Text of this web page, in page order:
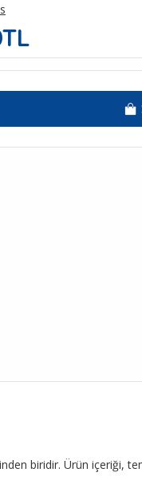
biridir. Ürün içeriği,